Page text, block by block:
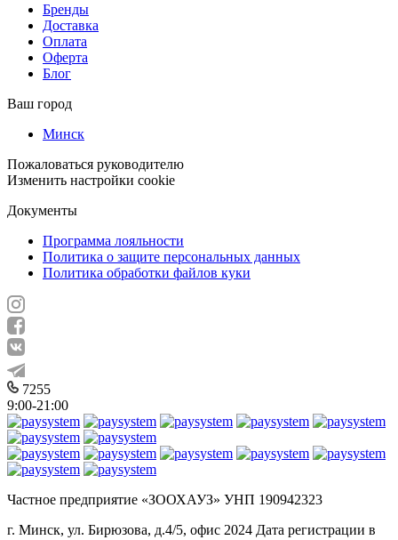
Бренды
Доставка
Оплата
Оферта
Блог
Ваш город
Минск
Пожаловаться руководителю
Изменить настройки cookie
Документы
Программа лояльности
Политика о защите персональных данных
Политика обработки файлов куки
7255
9:00-21:00
Частное предприятие «ЗООХАУЗ» УНП 190942323
г. Минск, ул. Бирюзова, д.4/5, офис 2024 Дата регистрации в